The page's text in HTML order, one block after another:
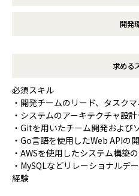
開発
求める
必須スキル
・開発チームのリード、タスク
・システムのアーキテクチャ設
・Gitを用いたチーム開発および
・Go言語を使用したWeb APIの
・AWSを使用したシステム構築
・MySQLなどリレーショナルデ
経験